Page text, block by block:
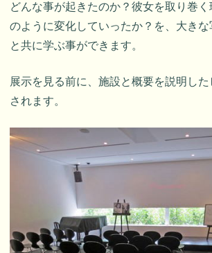
どんな事が起きたのか？彼女を取り巻
のように変化していったか？を、大き
と共に学ぶ事ができます。
展示を見る前に、施設と概要を説明し
されます。